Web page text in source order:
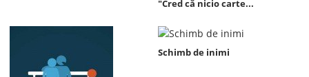
"Cred că nicio carte...
Schimb de inimi